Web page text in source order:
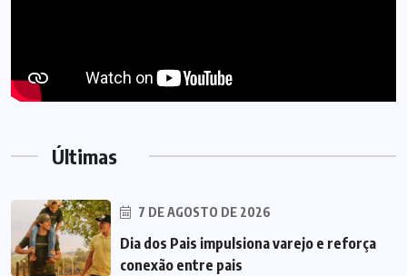
Últimas
7 DE AGOSTO DE 2026
Dia dos Pais impulsiona varejo e reforça
conexão entre pais